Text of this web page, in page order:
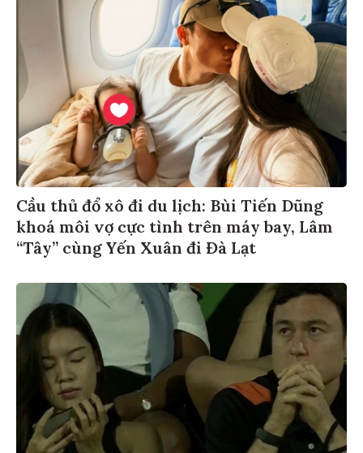
Cầu thủ đổ xô đi du lịch: Bùi Tiến Dũng
khoá môi vợ cực tình trên máy bay, Lâm
“Tây” cùng Yến Xuân đi Đà Lạt